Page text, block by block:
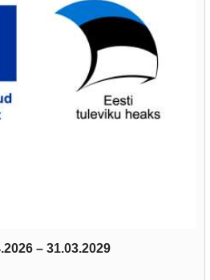
– 31.03.2029